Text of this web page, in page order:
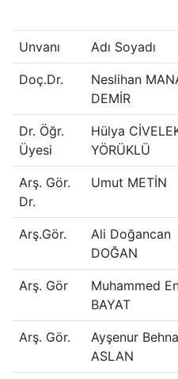
Unvanı Adı Soyadı
Doç.Dr.
Neslihan
DEMİR
Dr. Öğr.
Üyesi
Hülya
YÖRÜKLÜ
Arş. Gör.
Dr.
Umut METİN
Arş.Gör.
Ali Doğancan
DOĞAN
Arş. Gör
Muhammed
BAYAT
Arş. Gör.
Ayşenur
ASLAN